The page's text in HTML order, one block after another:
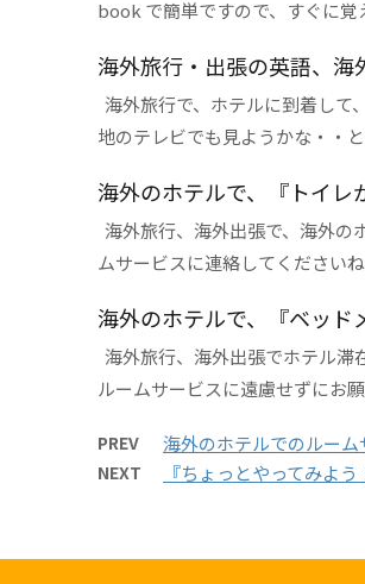
book で簡単ですので、すぐに
海外旅行・出張の英語、
海外旅行で、ホテルに到着して
地のテレビでも見ようかな・・
海外のホテルで、『トイレ
海外旅行、海外出張で、海外の
ムサービスに連絡してください
海外のホテルで、『ベッド
海外旅行、海外出張でホテル滞
ルームサービスに遠慮せずにお
PREV 海外のホテルでのルー
NEXT 『ちょっとやってみよ